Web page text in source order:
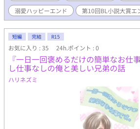
溺愛ハッピーエンド
第10回BL小説大賞エ
短編 完結 R15
お気に入り : 35 24h.ポイント : 0
『一日一回褒めるだけの簡単なお仕
し仕事なしの俺と美しい兄弟の話
ハリネズミ